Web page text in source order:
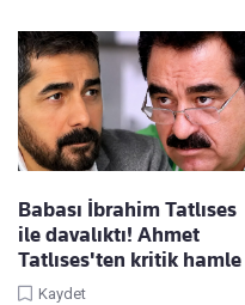
Babası İbrahim Tatlıses
ile davalıktı! Ahmet
Tatlıses'ten kritik hamle
Kaydet